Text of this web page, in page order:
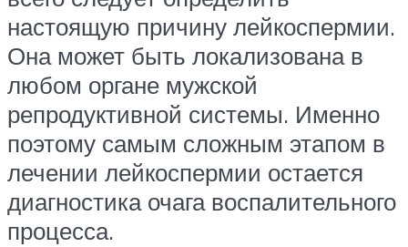
настоящую причину лейкоспермии.
Она может быть локализована в
любом органе мужской
репродуктивной системы. Именно
поэтому самым сложным этапом в
лечении лейкоспермии остается
диагностика очага воспалительного
процесса.